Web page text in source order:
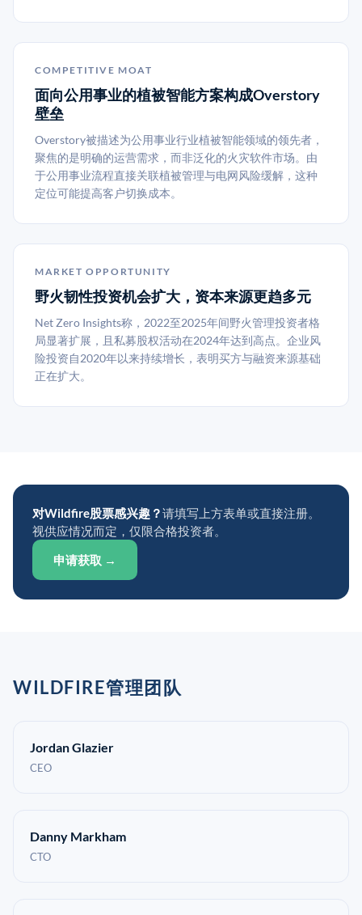
COMPETITIVE MOAT
面向公用事业的植被智能方案构成Overstory
壁垒
Overstory被描述为公用事业行业植被智能领域的领先者，
聚焦的是明确的运营需求，而非泛化的火灾软件市场。由
于公用事业流程直接关联植被管理与电网风险缓解，这种
定位可能提高客户切换成本。
MARKET OPPORTUNITY
野火韧性投资机会扩大，资本来源更趋多元
Net Zero Insights称，2022至2025年间野火管理投资者格
局显著扩展，且私募股权活动在2024年达到高点。企业风
险投资自2020年以来持续增长，表明买方与融资来源基础
正在扩大。
对Wildfire股票感兴趣？请填写上方表单或直接注册。
视供应情况而定，仅限合格投资者。
申请获取 →
WILDFIRE管理团队
Jordan Glazier
CEO
Danny Markham
CTO